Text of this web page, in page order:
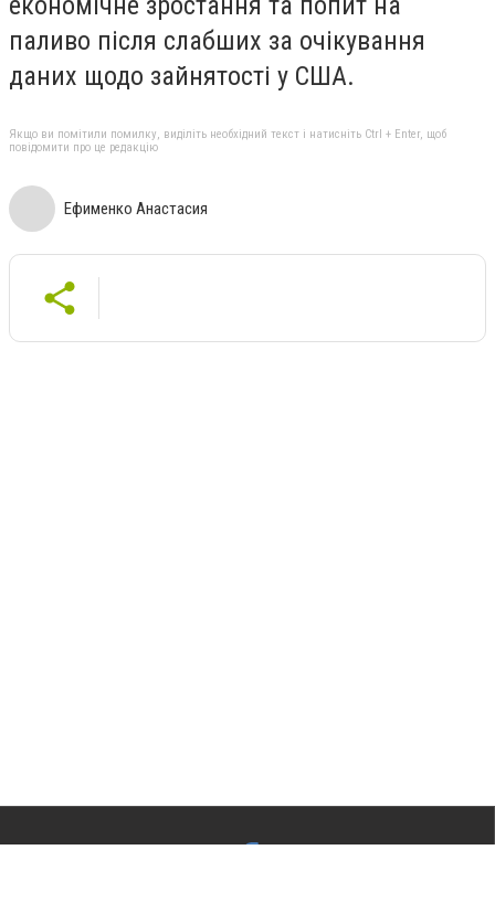
паливо після слабших за очікування
даних щодо зайнятості у США.
Якщо ви помітили помилку, виділіть необхідний текст і натисніть Ctrl + Enter, щоб
повідомити про це редакцію
Ефименко Анастасия